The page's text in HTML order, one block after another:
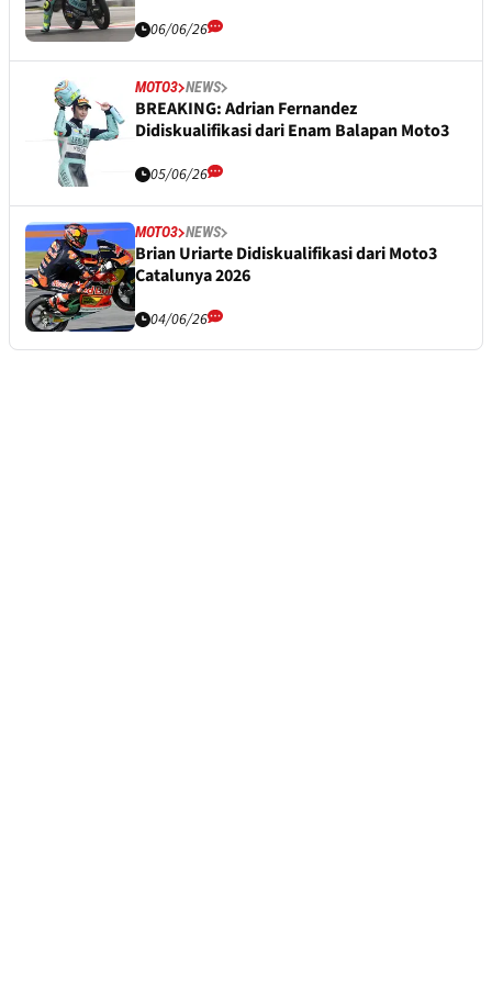
06/06/26
MOTO3 NEWS
BREAKING: Adrian Fernandez
Didiskualifikasi dari Enam Balapan Moto3
05/06/26
MOTO3 NEWS
Brian Uriarte Didiskualifikasi dari Moto3
Catalunya 2026
04/06/26